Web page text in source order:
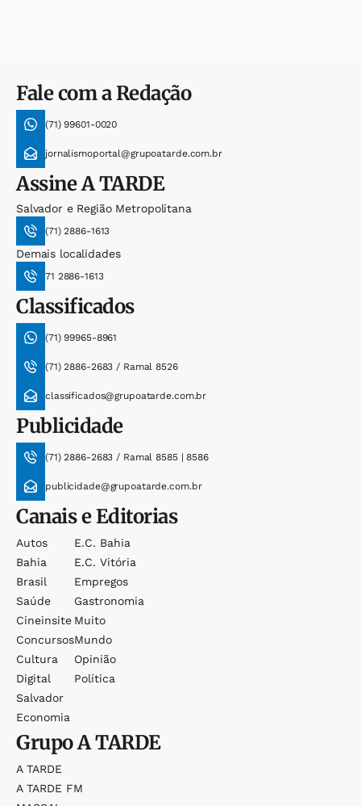
Fale com a Redação
(71) 99601-0020
jornalismoportal@grupoatarde.com.br
AssineA TARDE
Salvador e Região Metropolitana
(71) 2886-1613
Demais localidades
71 2886-1613
Classificados
(71) 99965-8961
(71) 2886-2683 / Ramal 8526
classificados@grupoatarde.com.br
Publicidade
(71) 2886-2683 / Ramal 8585 | 8586
publicidade@grupoatarde.com.br
Canais e Editorias
Autos
Bahia
Brasil
Saúde
Cineinsite
Concursos
Cultura
Digital
Salvador
Economia
E.c. Bahia
E.c. Vitória
Empregos
Gastronomia
Muito
Mundo
Opinião
Política
GrupoA TARDE
A TARDE
A TARDE FM